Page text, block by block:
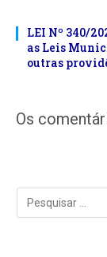
LEI Nº 340/
as Leis
outras
Os